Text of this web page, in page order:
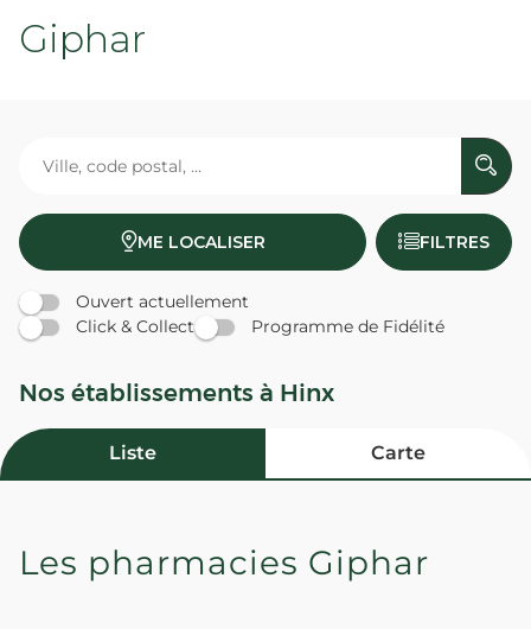
Giphar
ME LOCALISER FILTRES
Ouvert actuellement
Click & Collect
Programme de Fidélité
Nos établissements à Hinx
Liste Carte
PHARMACIE DE L'ADOUR - Hinx
Les pharmacies Giphar